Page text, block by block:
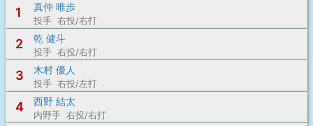
1
真仲 唯歩
投手 右投/右打
2 乾 健斗
投手 右投/右打
3 木村 優人
投手 右投/左打
4 西野 結太
内野手 右投/右打